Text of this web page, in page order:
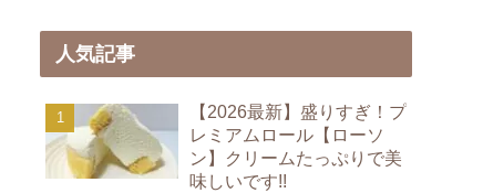
人気記事
【2026最新】盛りすぎ！プ
レミアムロール【ローソ
ン】クリームたっぷりで美
味しいです!!